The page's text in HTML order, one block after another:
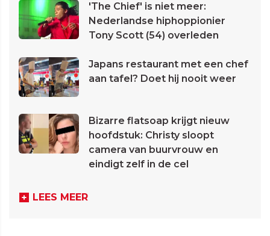
'The Chief' is niet meer:
Nederlandse hiphoppionier
Tony Scott (54) overleden
Japans restaurant met een chef
aan tafel? Doet hij nooit weer
Bizarre flatsoap krijgt nieuw
hoofdstuk: Christy sloopt
camera van buurvrouw en
eindigt zelf in de cel
LEES MEER